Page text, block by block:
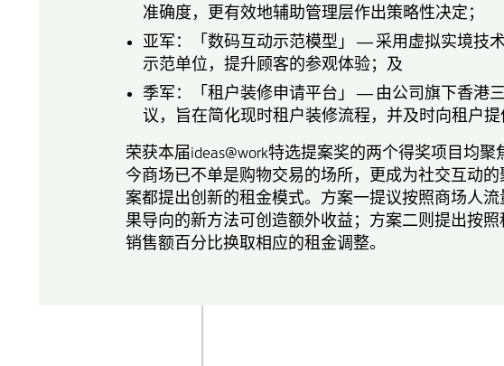
准确度，更有效地辅助管理层作出策略性决定；
亚军：「数码互动示范模型」 ― 采用虚拟实境技
示范单位，提升顾客的参观体验；及
季军：「租户装修申请平台」 ― 由公司旗下香港
议，旨在简化现时租户装修流程，并及时向租户提
荣获本届ideas@work特选提案奖的两个得奖项目均
今商场已不单是购物交易的场所，更成为社交互动
案都提出创新的租金模式。方案一提议按照商场人
果导向的新方法可创造额外收益；方案二则提出按
销售额百分比换取相应的租金调整。